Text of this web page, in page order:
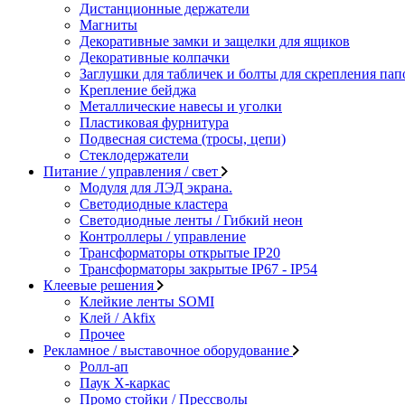
Дистанционные держатели
Магниты
Декоративные замки и защелки для ящиков
Декоративные колпачки
Заглушки для табличек и болты для скрепления
Крепление бейджа
Металлические навесы и уголки
Пластиковая фурнитура
Подвесная система (тросы, цепи)
Стеклодержатели
Питание / управления / свет
Модуля для ЛЭД экрана.
Светодиодные кластера
Светодиодные ленты / Гибкий неон
Контроллеры / управление
Трансформаторы открытые IP20
Трансформаторы закрытые IP67 - IP54
Клеевые решения
Клейкие ленты SOMI
Клей / Akfix
Прочее
Рекламное / выставочное оборудование
Ролл-ап
Паук X-каркас
Промо стойки / Прессволы